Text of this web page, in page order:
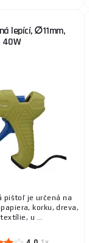
korku, dreva,
korku, dreva,
11 mm
lepící, ∅11mm,
40W
pištoľ je určená na
korku, dreva,
textílie, u ...